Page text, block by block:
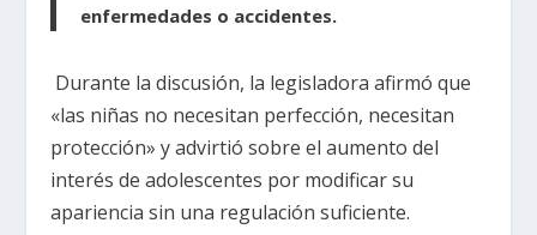
enfermedades o accidentes.
Durante la discusión, la legisladora afirmó que
«las niñas no necesitan perfección, necesitan
protección» y advirtió sobre el aumento del
interés de adolescentes por modificar su
apariencia sin una regulación suficiente.